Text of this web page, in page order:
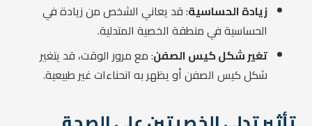
زيادة الحساسية: قد يعاني الشخص من زيادة في
الحساسية في منطقة الخصية المتدلية.
تغير شكل كيس الصفن: مع مرور الوقت، قد يتغير
شكل كيس الصفن أو يظهر به انحناءات غير طبيعية.